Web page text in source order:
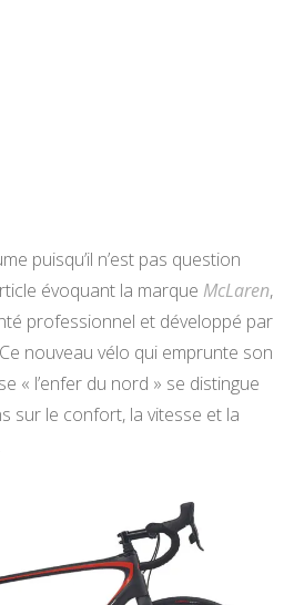
puisqu’il n’est pas question
évoquant la marque McLaren,
professionnel et développé par
nouveau vélo qui emprunte son
« l’enfer du nord » se distingue
sur le confort, la vitesse et la